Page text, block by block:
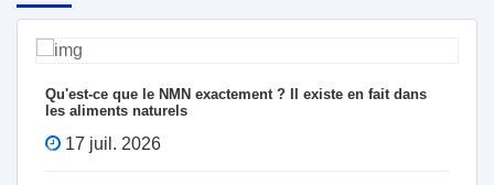
que le NMN exactement ? Il existe en fait dans
naturels
2026
Arrêtez de